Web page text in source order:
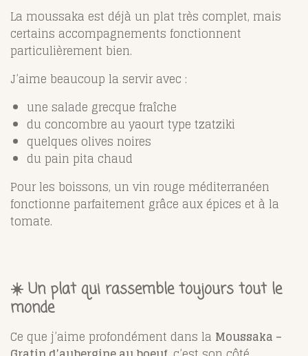
La moussaka est déjà un plat très complet, mais
certains accompagnements fonctionnent
particulièrement bien.
J’aime beaucoup la servir avec :
une salade grecque fraîche
du concombre au yaourt type tzatziki
quelques olives noires
du pain pita chaud
Pour les boissons, un vin rouge méditerranéen
fonctionne parfaitement grâce aux épices et à la
tomate.
☀️ Un plat qui rassemble toujours tout le
monde
Ce que j’aime profondément dans la Moussaka –